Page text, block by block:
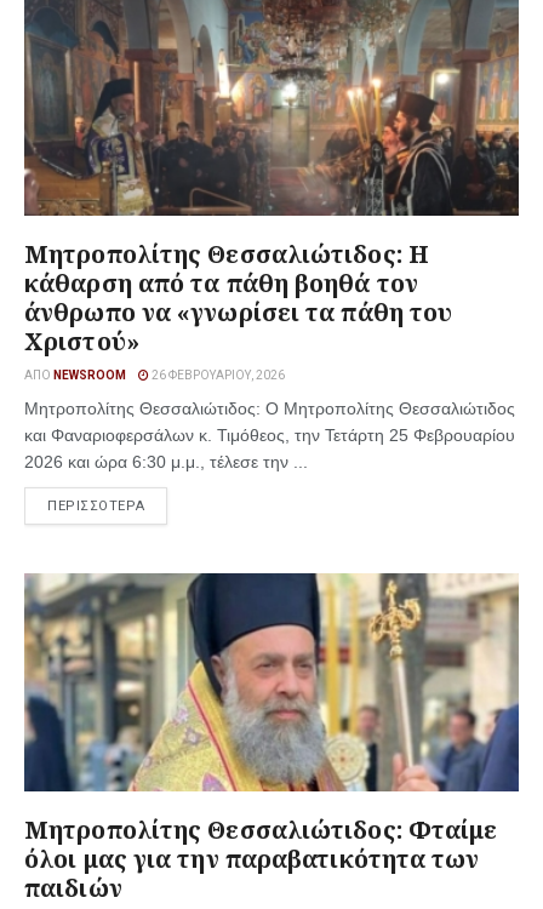
Μητροπολίτης Θεσσαλιώτιδος: Η
κάθαρση από τα πάθη βοηθά τον
άνθρωπο να «γνωρίσει τα πάθη του
Χριστού»
ΑΠΌ NEWSROOM 26 ΦΕΒΡΟΥΑΡΊΟΥ, 2026
Μητροπολίτης Θεσσαλιώτιδος: Ο Μητροπολίτης Θεσσαλιώτιδος
και Φαναριοφερσάλων κ. Τιμόθεος, την Τετάρτη 25 Φεβρουαρίου
2026 και ώρα 6:30 μ.μ., τέλεσε την ...
ΠΕΡΙΣΣΟΤΕΡΑ
Μητροπολίτης Θεσσαλιώτιδος: Φταίμε
όλοι μας για την παραβατικότητα των
παιδιών